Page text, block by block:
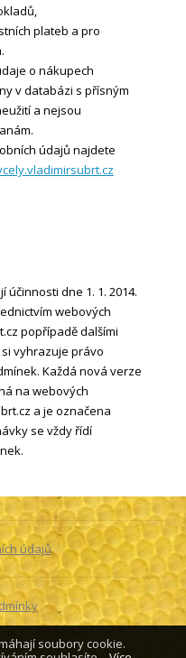
plateb a pro
o nákupech
v databázi s přísným
a nejsou
údajů najdete
dne 1. 1. 2014.
webových
popřípadě dalšími
vyhrazuje právo
Každá nová verze
na webových
a je označena
se vždy řídí
údajů
soubory cookie.